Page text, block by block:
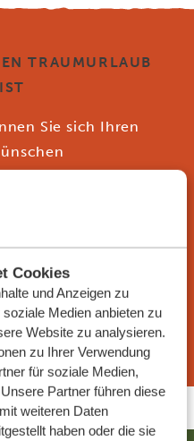
Cookies
und Anzeigen zu
Medien anbieten zu
Website zu analysieren.
zu Ihrer Verwendung
für soziale Medien,
Partner führen diese
weiteren Daten
haben oder die sie
TRAUMURLAUB
Sie sich Ihren
unsere Routen
organisieren sie
ANFRAGEN